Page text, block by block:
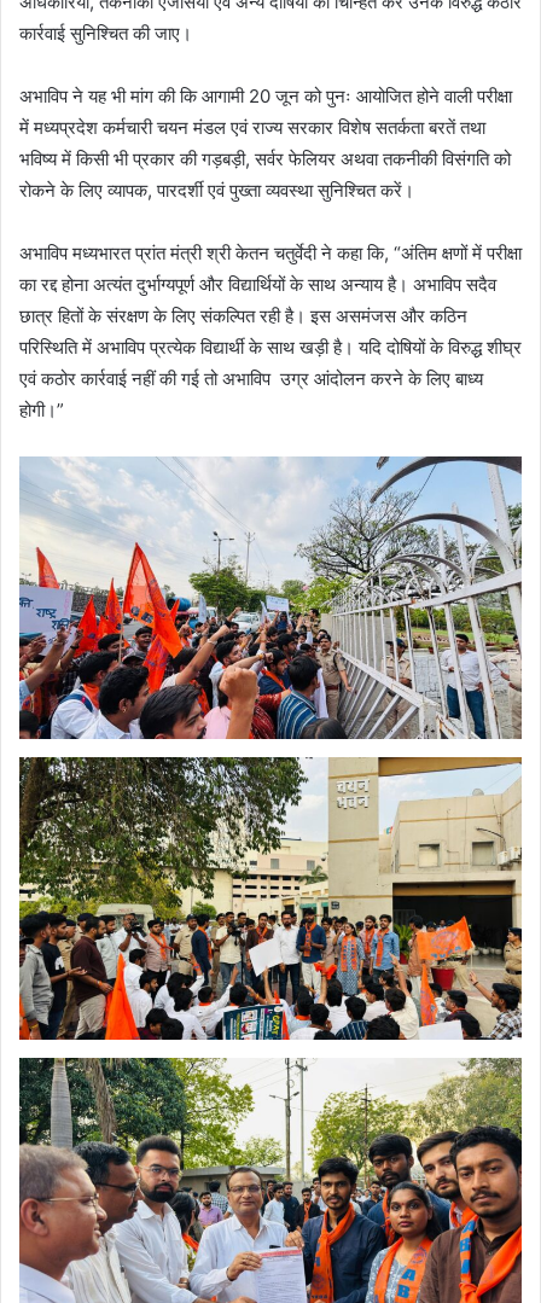
कार्रवाई सुनिश्चित की जाए।
अभाविप ने यह भी मांग की कि आगामी 20 जून को पुनः आयोजित होने वाली परीक्षा
में मध्यप्रदेश कर्मचारी चयन मंडल एवं राज्य सरकार विशेष सतर्कता बरतें तथा
भविष्य में किसी भी प्रकार की गड़बड़ी, सर्वर फेलियर अथवा तकनीकी विसंगति को
रोकने के लिए व्यापक, पारदर्शी एवं पुख्ता व्यवस्था सुनिश्चित करें।
अभाविप मध्यभारत प्रांत मंत्री श्री केतन चतुर्वेदी ने कहा कि, “अंतिम क्षणों में परीक्षा
का रद्द होना अत्यंत दुर्भाग्यपूर्ण और विद्यार्थियों के साथ अन्याय है। अभाविप सदैव
छात्र हितों के संरक्षण के लिए संकल्पित रही है। इस असमंजस और कठिन
परिस्थिति में अभाविप प्रत्येक विद्यार्थी के साथ खड़ी है। यदि दोषियों के विरुद्ध शीघ्र
एवं कठोर कार्रवाई नहीं की गई तो अभाविप उग्र आंदोलन करने के लिए बाध्य
होगी।”